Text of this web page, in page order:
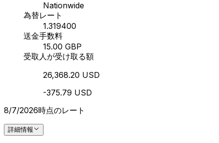
Nationwide
為替レート
1.319400
送金手数料
15.00 GBP
受取人が受け取る額
26,368.20 USD
-375.79 USD
8/7/2026時点のレート
詳細情報